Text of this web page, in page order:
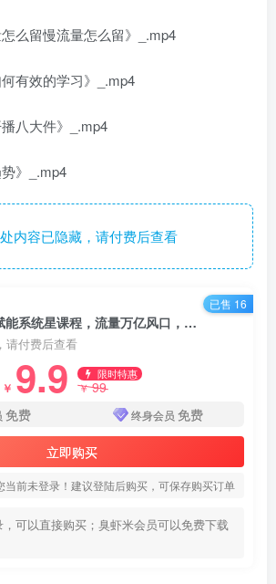
么留慢流量怎么留》_.mp4
有效的学习》_.mp4
八大件》_.mp4
》_.mp4
内容已隐藏，请付费后查看
【及至专享】DY赋能系统星课程，流量万亿风口，你准备好了吗
请付费后查看
￥ 9.9 限时特惠
￥99
免费 终身会员 免费
立即购买
当前未登录！建议登陆后购买，可保存购买订单
可以直接购买；臭虾米会员可以免费下载
已售 16